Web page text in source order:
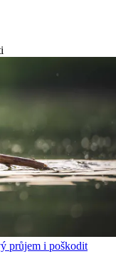
průjem i poškodit